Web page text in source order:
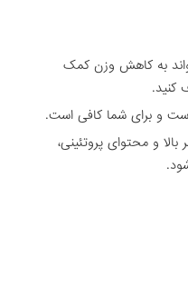
به کاهش وزن کمک
و محتوای پروتئینی،